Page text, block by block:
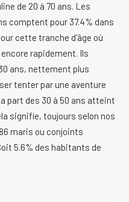
de 20 à 70 ans. Les
comptent pour 37.4% dans
cette tranche d'âge où
rapidement. Ils
ans, nettement plus
tenter par une aventure
part des 30 à 50 ans atteint
signifie, toujours selon nos
maris ou conjoints
5.6% des habitants de